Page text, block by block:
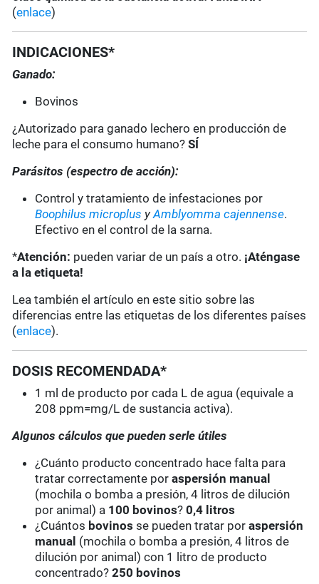
(enlace)
INDICACIONES*
Ganado:
Bovinos
¿Autorizado para ganado lechero en producción de
leche para el consumo humano?SÍ
Parásitos (espectro de acción):
Control y tratamiento de infestaciones por
Boophilus microplus yAmblyomma cajennense.
Efectivo en el control de la sarna.
*Atención: pueden variar de un país a otro. ¡Aténgase
a la etiqueta!
Lea también el artículo en este sitio sobre las
diferencias entre las etiquetas de los diferentes países
(enlace).
DOSIS RECOMENDADA*
1 ml de producto por cada L de agua (equivale a
208 ppm=mg/L de sustancia activa).
Algunos cálculos que pueden serle útiles
¿Cuánto producto concentrado hace falta para
tratar correctamente poraspersión manual
(mochila o bomba a presión, 4 litros de dilución
por animal) a 100 bovinos? 0,4 litros
¿Cuántos bovinos se pueden tratar poraspersión
manual (mochila o bomba a presión, 4 litros de
dilución por animal) con 1 litro de producto
concentrado?250 bovinos